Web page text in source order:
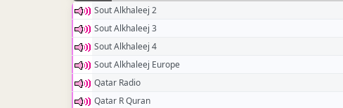
Sout Alkhaleej 2
Sout Alkhaleej 3
Sout Alkhaleej 4
Sout Alkhaleej Europe
Qatar Radio
Qatar R Quran